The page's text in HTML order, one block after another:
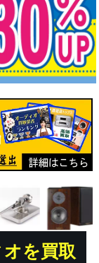
を買取